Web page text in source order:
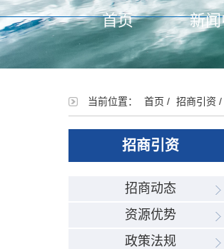
首页 新
当前位置： 首页 / 招商引资 /
招商引资
招商动态
资源优势
政策法规